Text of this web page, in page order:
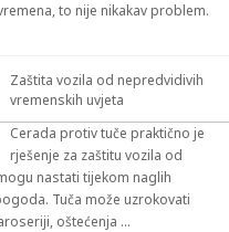
to nije nikakav problem.
Zaštita vozila od nepredvidivih
vremenskih uvjeta
Cerada protiv tuče praktično je
rješenje za zaštitu vozila od
nastati tijekom naglih
Tuča može uzrokovati
oštećenja …